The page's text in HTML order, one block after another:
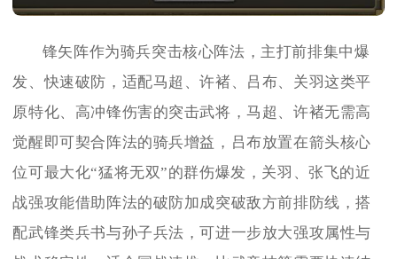
锋矢阵作为骑兵突击核心阵法，主打前排集中爆
发、快速破防，适配马超、许褚、吕布、关羽这类平
原特化、高冲锋伤害的突击武将，马超、许褚无需高
觉醒即可契合阵法的骑兵增益，吕布放置在箭头核心
位可最大化“猛将无双”的群伤爆发，关羽、张飞的近
战强攻能借助阵法的破防加成突破敌方前排防线，搭
配武锋类兵书与孙子兵法，可进一步放大强攻属性与